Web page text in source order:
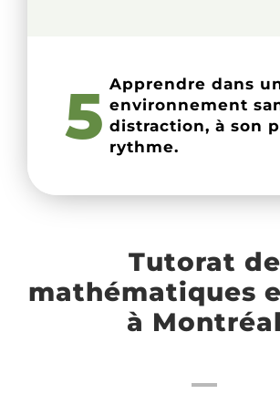
5 Apprendre dans
environnement
distraction, à son
rythme.
Tutorat de
mathématiques
à Montréal